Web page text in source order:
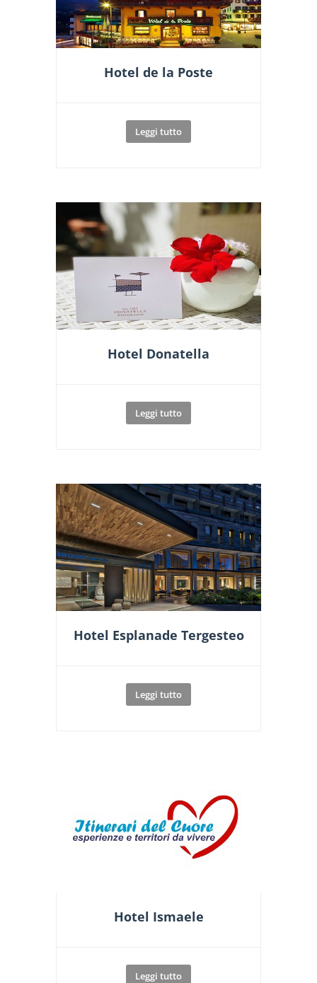
Hotel de la Poste
Leggi tutto
Hotel Donatella
Leggi tutto
Hotel Esplanade Tergesteo
Leggi tutto
Hotel Ismaele
Leggi tutto